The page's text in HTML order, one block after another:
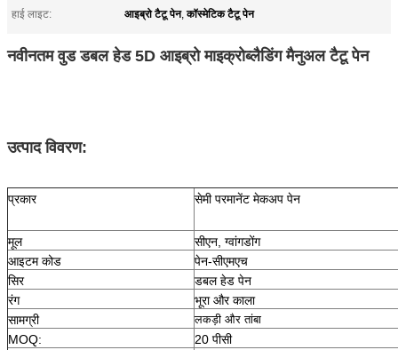
हाई लाइट:
आइब्रो टैटू पेन,कॉस्मेटिक टैटू पेन
नवीनतम वुड डबल हेड 5D आइब्रो माइक्रोब्लैडिंग मैनुअल टैटू पेन
उत्पाद विवरण:
प्रकार सेमी परमानेंट मेकअप पेन
मूल
सीएन, ग्वांगडोंग
आइटम कोड
पेन-सीएमएच
सिर
डबल हेड पेन
रंग
भूरा और काला
सामग्री
लकड़ी और तांबा
MOQ:
20 पीसी